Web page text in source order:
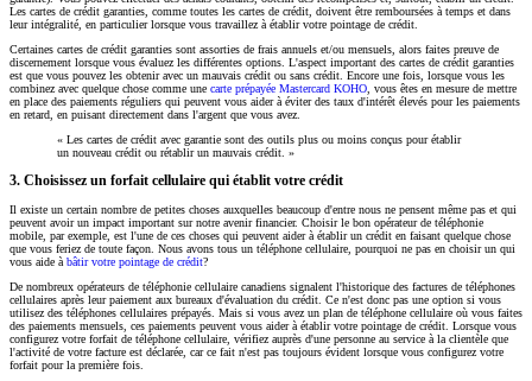
Les cartes de crédit garanties, comme toutes les cartes de crédit, doivent être remboursées à temps et dans
leur intégralité, en particulier lorsque vous travaillez à établir votre pointage de crédit.
Certaines cartes de crédit garanties sont assorties de frais annuels et/ou mensuels, alors faites preuve de
discernement lorsque vous évaluez les différentes options. L'aspect important des cartes de crédit garanties
est que vous pouvez les obtenir avec un mauvais crédit ou sans crédit. Encore une fois, lorsque vous les
combinez avec quelque chose comme une carte prépayée Mastercard KOHO, vous êtes en mesure de mettre
en place des paiements réguliers qui peuvent vous aider à éviter des taux d'intérêt élevés pour les paiements
en retard, en puisant directement dans l'argent que vous avez.
« Les cartes de crédit avec garantie sont des outils plus ou moins conçus pour établir
un nouveau crédit ou rétablir un mauvais crédit. »
3. Choisissez un forfait cellulaire qui établit votre crédit
Il existe un certain nombre de petites choses auxquelles beaucoup d'entre nous ne pensent même pas et qui
peuvent avoir un impact important sur notre avenir financier. Choisir le bon opérateur de téléphonie
mobile, par exemple, est l'une de ces choses qui peuvent aider à établir un crédit en faisant quelque chose
que vous feriez de toute façon. Nous avons tous un téléphone cellulaire, pourquoi ne pas en choisir un qui
vous aide à bâtir votre pointage de crédit?
De nombreux opérateurs de téléphonie cellulaire canadiens signalent l'historique des factures de téléphones
cellulaires après leur paiement aux bureaux d'évaluation du crédit. Ce n'est donc pas une option si vous
utilisez des téléphones cellulaires prépayés. Mais si vous avez un plan de téléphone cellulaire où vous faites
des paiements mensuels, ces paiements peuvent vous aider à établir votre pointage de crédit. Lorsque vous
configurez votre forfait de téléphone cellulaire, vérifiez auprès d'une personne au service à la clientèle que
l'activité de votre facture est déclarée, car ce fait n'est pas toujours évident lorsque vous configurez votre
forfait pour la première fois.